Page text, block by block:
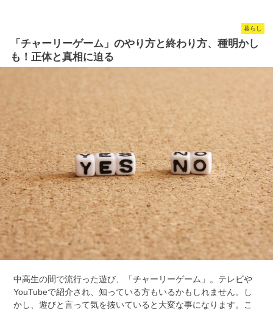
暮らし
「チャーリーゲーム」のやり方と終わり方、種明かし
も！正体と真相に迫る
中高生の間で流行った遊び、「チャーリーゲーム」。テレビや
YouTubeで紹介され、知っている方もいるかもしれません。し
かし、遊びと言って気を抜いていると大変な事になります。こ